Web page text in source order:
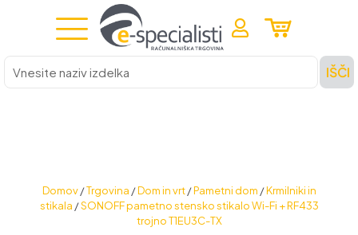
Vnesite
naziv
izdelka
IŠČI
Domov /Trgovina /Dom in vrt /Pametni dom /Krmilniki in
stikala /SONOFF pametno stensko stikalo Wi-Fi + RF433
trojno T1EU3C-TX